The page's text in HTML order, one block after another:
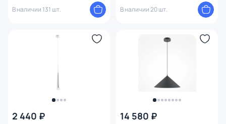
В наличии 131 шт. В наличии 20 шт.
2 440 ₽ 14 580 ₽